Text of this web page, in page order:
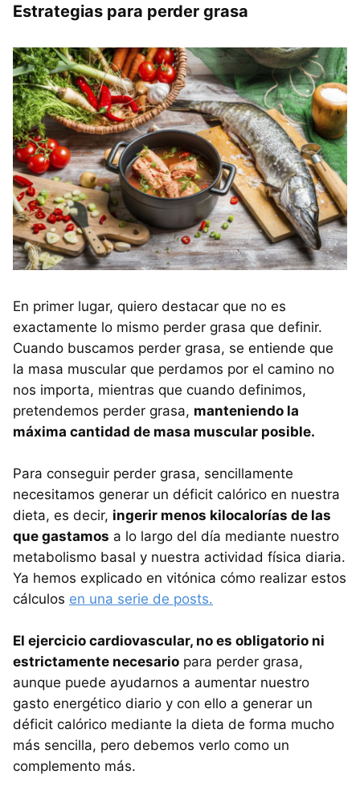
Estrategias para perder grasa
En primer lugar, quiero destacar que no es
exactamente lo mismo perder grasa que definir.
Cuando buscamos perder grasa, se entiende que
la masa muscular que perdamos por el camino no
nos importa, mientras que cuando definimos,
pretendemos perder grasa, manteniendo la
máxima cantidad de masa muscular posible.
Para conseguir perder grasa, sencillamente
necesitamos generar un déficit calórico en nuestra
dieta, es decir, ingerir menos kilocalorías de las
que gastamos a lo largo del día mediante nuestro
metabolismo basal y nuestra actividad física diaria.
Ya hemos explicado en vitónica cómo realizar estos
cálculos en una serie de posts.
El ejercicio cardiovascular, no es obligatorio ni
estrictamente necesario para perder grasa,
aunque puede ayudarnos a aumentar nuestro
gasto energético diario y con ello a generar un
déficit calórico mediante la dieta de forma mucho
más sencilla, pero debemos verlo como un
complemento más.